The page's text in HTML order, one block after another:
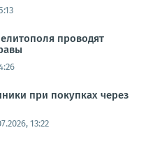
проводят
при покупках через
13:22